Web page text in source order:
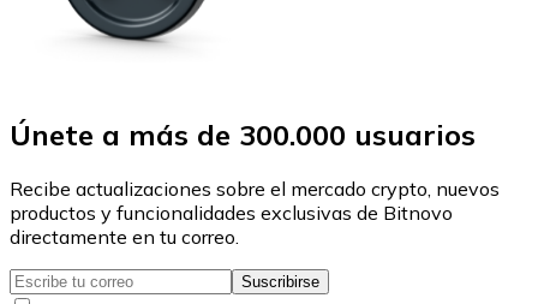
Únete a más de 300.000 usuarios
Recibe actualizaciones sobre el mercado crypto, nuevos
productos y funcionalidades exclusivas de Bitnovo
directamente en tu correo.
Suscribirse